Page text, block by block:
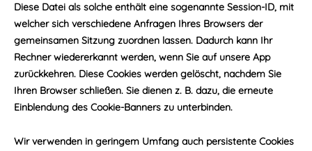
Diese Datei als solche enthält eine sogenannte Session-ID, mit
welcher sich verschiedene Anfragen Ihres Browsers der
gemeinsamen Sitzung zuordnen lassen. Dadurch kann Ihr
Rechner wiedererkannt werden, wenn Sie auf unsere App
zurückkehren. Diese Cookies werden gelöscht, nachdem Sie
Ihren Browser schließen. Sie dienen z. B. dazu, die erneute
Einblendung des Cookie-Banners zu unterbinden.
Wir verwenden in geringem Umfang auch persistente Cookies